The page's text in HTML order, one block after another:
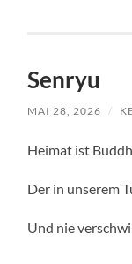
Senryu
MAI 28, 2026 /
Heimat ist
Der in unserem
Und nie